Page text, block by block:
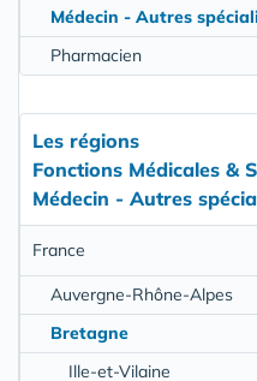
Médecin - Autres
Pharmacien
Les régions
Fonctions Médicales &
Médecin - Autres
France
Auvergne-Rhône-Alpes
Bretagne
Ille-et-Vilaine